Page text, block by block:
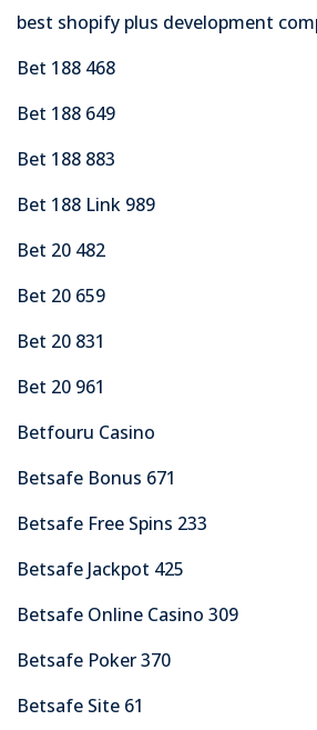
best shopify plus development
Bet 188 468
Bet 188 649
Bet 188 883
Bet 188 Link 989
Bet 20 482
Bet 20 659
Bet 20 831
Bet 20 961
Betfouru Casino
Betsafe Bonus 671
Betsafe Free Spins 233
Betsafe Jackpot 425
Betsafe Online Casino 309
Betsafe Poker 370
Betsafe Site 61